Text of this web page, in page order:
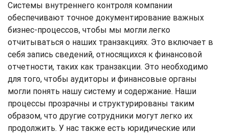
Системы внутреннего контроля компании
обеспечивают точное документирование важных
бизнес-процессов, чтобы мы могли легко
отчитываться о наших транзакциях. Это включает в
себя запись сведений, относящихся к финансовой
отчетности, таких как транзакции. Это необходимо
для того, чтобы аудиторы и финансовые органы
могли понять нашу систему и содержание. Наши
процессы прозрачны и структурированы таким
образом, что другие сотрудники могут легко их
продолжить. У нас также есть юридические или